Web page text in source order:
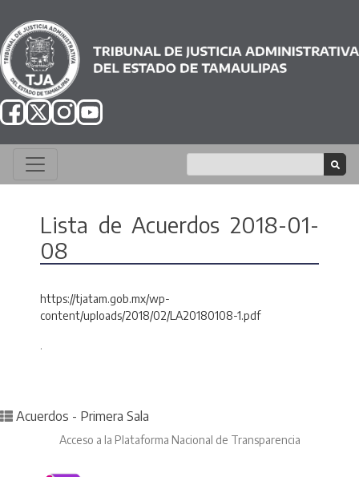
Lista de Acuerdos 2018-01-
08
https://tjatam.gob.mx/wp-
content/uploads/2018/02/LA20180108-1.pdf
.
Posted in
Acuerdos - Primera Sala
Acceso a la Plataforma Nacional de Transparencia